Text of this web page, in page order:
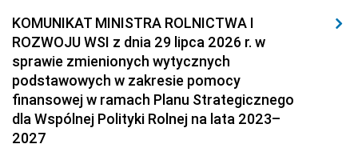
KOMUNIKAT MINISTRA ROLNICTWA I
ROZWOJU WSI z dnia 29 lipca 2026 r. w
sprawie zmienionych wytycznych
podstawowych w zakresie pomocy
finansowej w ramach Planu Strategicznego
dla Wspólnej Polityki Rolnej na lata 2023–
2027